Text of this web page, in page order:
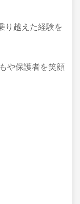
り越えた経験を
や保護者を笑顔